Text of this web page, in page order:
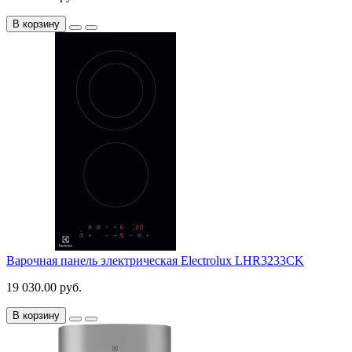
В корзину
Варочная панель электрическая Electrolux LHR3233CK
19 030.00 руб.
В корзину